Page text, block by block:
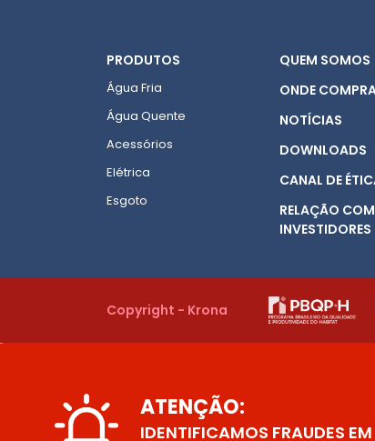
PRODUTOS
Água Fria
Água Quente
Acessórios
Elétrica
Esgoto
QUEM SOMOS
ONDE
NOTÍCIAS
DOWNLOADS
CANAL DE
RELAÇÃO COM
INVESTIDORES
Copyright - Krona
ATENÇÃO:
IDENTIFICAMOS FRAUDES EM